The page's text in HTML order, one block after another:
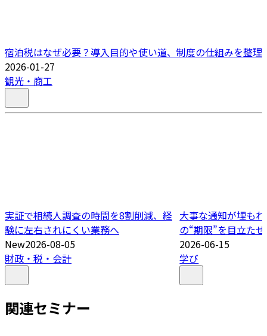
宿泊税はなぜ必要？導入目的や使い道、制度の仕組みを整理
2026-01-27
観光・商工
実証で相続人調査の時間を8割削減、経
験に左右されにくい業務へ
New2026-08-05
財政・税・会計
大事な通知が埋も
の“期限”を目立た
2026-06-15
学び
関連セミナー